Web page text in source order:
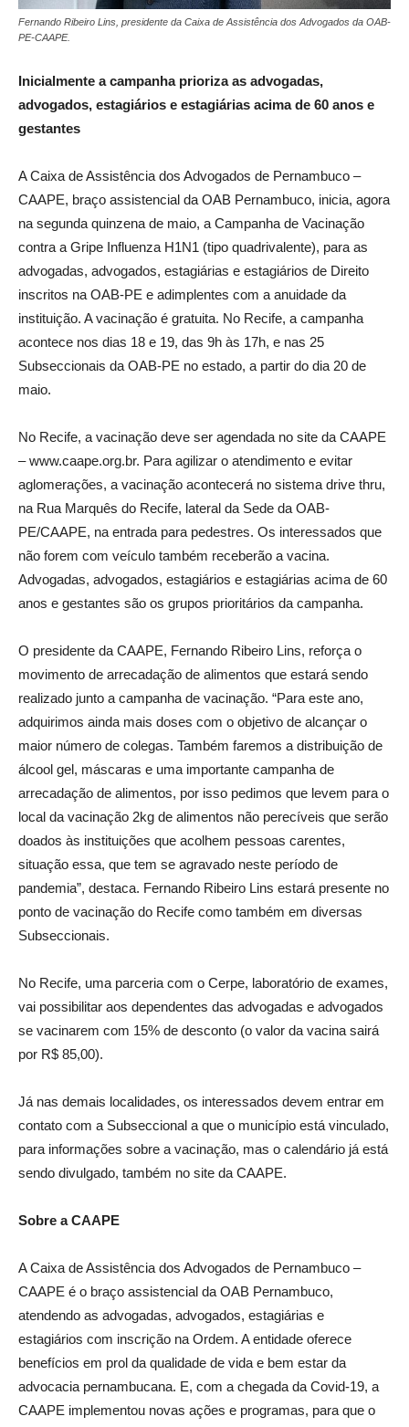
Fernando Ribeiro Lins, presidente da Caixa de Assistência dos Advogados da OAB-
PE-CAAPE.
Inicialmente a campanha prioriza as advogadas,
advogados, estagiários e estagiárias acima de 60 anos e
gestantes
A Caixa de Assistência dos Advogados de Pernambuco –
CAAPE, braço assistencial da OAB Pernambuco, inicia, agora
na segunda quinzena de maio, a Campanha de Vacinação
contra a Gripe Influenza H1N1 (tipo quadrivalente), para as
advogadas, advogados, estagiárias e estagiários de Direito
inscritos na OAB-PE e adimplentes com a anuidade da
instituição. A vacinação é gratuita. No Recife, a campanha
acontece nos dias 18 e 19, das 9h às 17h, e nas 25
Subseccionais da OAB-PE no estado, a partir do dia 20 de
maio.
No Recife, a vacinação deve ser agendada no site da CAAPE
– www.caape.org.br. Para agilizar o atendimento e evitar
aglomerações, a vacinação acontecerá no sistema drive thru,
na Rua Marquês do Recife, lateral da Sede da OAB-
PE/CAAPE, na entrada para pedestres. Os interessados que
não forem com veículo também receberão a vacina.
Advogadas, advogados, estagiários e estagiárias acima de 60
anos e gestantes são os grupos prioritários da campanha.
O presidente da CAAPE, Fernando Ribeiro Lins, reforça o
movimento de arrecadação de alimentos que estará sendo
realizado junto a campanha de vacinação. “Para este ano,
adquirimos ainda mais doses com o objetivo de alcançar o
maior número de colegas. Também faremos a distribuição de
álcool gel, máscaras e uma importante campanha de
arrecadação de alimentos, por isso pedimos que levem para o
local da vacinação 2kg de alimentos não perecíveis que serão
doados às instituições que acolhem pessoas carentes,
situação essa, que tem se agravado neste período de
pandemia”, destaca. Fernando Ribeiro Lins estará presente no
ponto de vacinação do Recife como também em diversas
Subseccionais.
No Recife, uma parceria com o Cerpe, laboratório de exames,
vai possibilitar aos dependentes das advogadas e advogados
se vacinarem com 15% de desconto (o valor da vacina sairá
por R$ 85,00).
Já nas demais localidades, os interessados devem entrar em
contato com a Subseccional a que o município está vinculado,
para informações sobre a vacinação, mas o calendário já está
sendo divulgado, também no site da CAAPE.
Sobre a CAAPE
A Caixa de Assistência dos Advogados de Pernambuco –
CAAPE é o braço assistencial da OAB Pernambuco,
atendendo as advogadas, advogados, estagiárias e
estagiários com inscrição na Ordem. A entidade oferece
benefícios em prol da qualidade de vida e bem estar da
advocacia pernambucana. E, com a chegada da Covid-19, a
CAAPE implementou novas ações e programas, para que o